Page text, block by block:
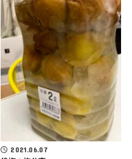
2021.06.07